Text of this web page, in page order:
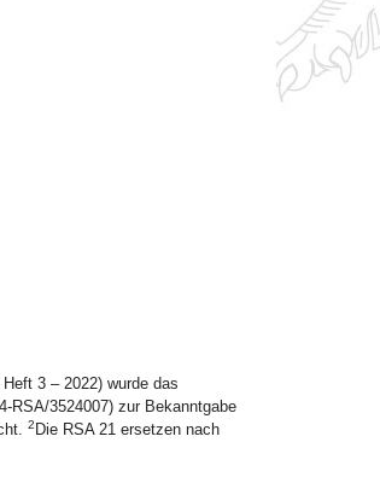
3 – 2022) wurde das
RSA/3524007) zur Bekanntgabe
2 Die RSA 21 ersetzen nach